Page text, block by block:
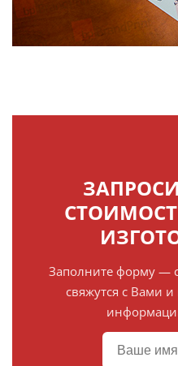
Заполните форму —
свяжутся с Вами